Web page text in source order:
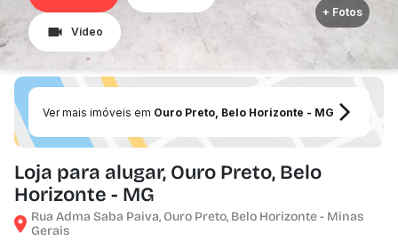
Vídeo
+ Fotos
Ver mais imóveis em Ouro Preto, Belo Horizonte - MG
Loja para alugar, Ouro Preto, Belo
Horizonte - MG
Rua Adma Saba Paiva, Ouro Preto, Belo Horizonte - Minas
Gerais